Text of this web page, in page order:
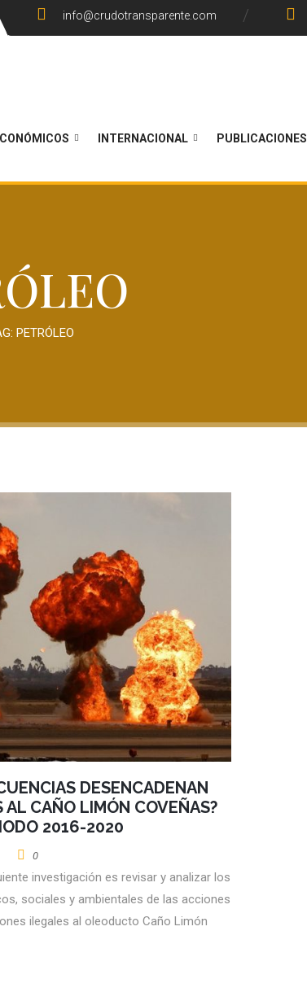
info@crudotransparente.com
INTERNACIONAL PUBLICACIONES
PETRÓLEO
DESENCADENAN
AL CAÑO LIMÓN COVEÑAS?
2016-2020
0
investigación es revisar y analizar los
sociales y ambientales de las acciones
ilegales al oleoducto Caño Limón